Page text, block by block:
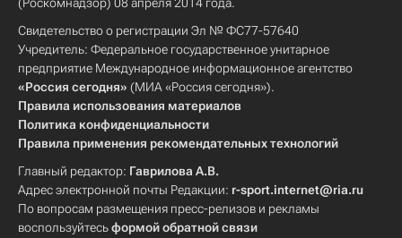
Свидетельство о регистрации Эл № ФС77-57640
Учредитель: Федеральное государственное унитарное
предприятие Международное информационное агентство
«Россия сегодня» (МИА «Россия сегодня»).
Правила использования материалов
Политика конфиденциальности
Правила применения рекомендательных технологий
Главный редактор: Гаврилова А.В.
Адрес электронной почты Редакции: r-sport.internet@ria.ru
По вопросам размещения пресс-релизов и рекламы
воспользуйтесьформой обратной связи